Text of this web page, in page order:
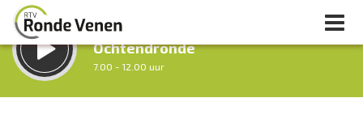
LUISTER LIVE:
Ochtendronde
7.00 - 12.00 uur